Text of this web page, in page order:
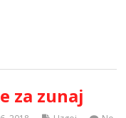
za zunaj